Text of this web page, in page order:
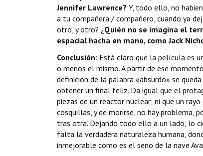
Jennifer Lawrence? Y, todo ello, no
a tu compañera / compañero, cuando ya
otro, y otro? ¿Quién no se imagina el
espacial hacha en mano, como Jack
Conclusión: Está claro que la película es
o menos el mismo. A partir de ese
definición de la palabra «absurdo» se
obtener un final feliz. Da igual que el
piezas de un reactor nuclear; ni que un
cosquillas, y de morirse, no hay problema,
tras otra. Dejando todo ello a un lado, lo
falta la verdadera naturaleza humana,
inmejorable como es el seno de la nave